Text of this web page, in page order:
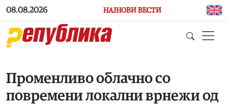
Skip to main content
08.08.2026 НАЈНОВИ ВЕСТИ
Променливо облачно со
повремени локални врнежи од